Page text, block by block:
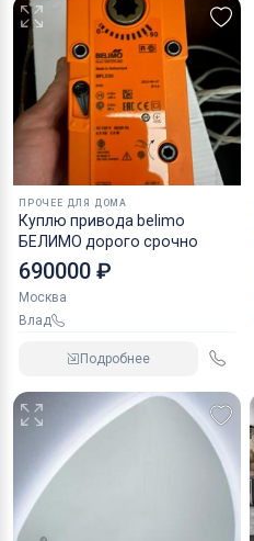
ПРОЧЕЕ ДЛЯ ДОМА
Куплю привода belimo
БЕЛИМО дорого срочно
690000 ₽
Москва
Влад
Подробнее